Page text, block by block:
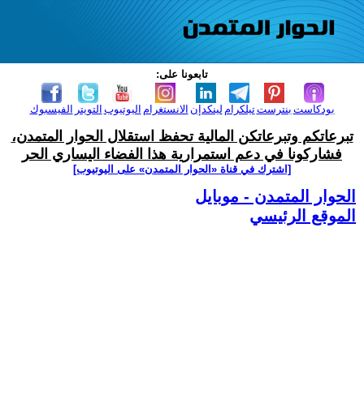
تابعونا على:
الفيسبوك التويتر اليوتيوب الانستغرام لينكدإن تيلكرامبنترست بودكاست
تبرعاتكم وتبرعاتكن المالية تحفظ استقلال الحوار المتمدن،
فشاركونا في دعم استمرارية هذا الفضاء اليساري الحر
[اشترك في قناة ‫«الحوار المتمدن» على اليوتيوب]
الحوار المتمدن - موبايل
الموقع الرئيسي